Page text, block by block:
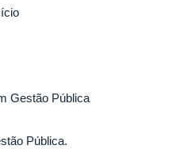
Gestão Pública
Pública.